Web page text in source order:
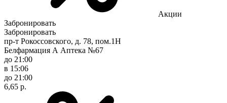
Акции
Забронировать
Забронировать
пр-т Рокоссовского, д. 78, пом.1Н
Белфармация А Аптека №67
до 21:00
в 15:06
до 21:00
6,65 р.